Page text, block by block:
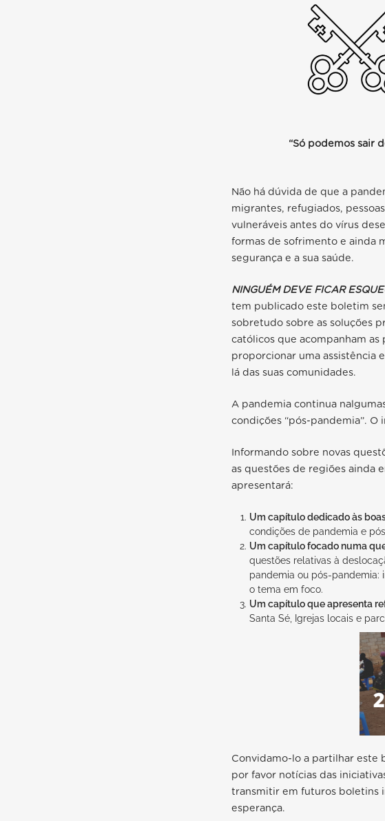
“Só podemos sair
Não há dúvida de que a
migrantes, refugiados,
vulneráveis antes do vírus
formas de sofrimento e ainda
segurança e a sua saúde.
NINGUÉM DEVE FICAR
tem publicado este boletim
sobretudo sobre as soluções
católicos que acompanham
proporcionar uma assistência
lá das suas comunidades.
A pandemia continua
condições “pós-pandemia”. O
Informando sobre novas
as questões de regiões ainda
apresentará:
Um capítulo dedicado às
condições de pandemia e
Um capítulo focado numa
questões relativas à
pandemia ou pós-pandemia:
o tema em foco.
Um capítulo que apresenta
Santa Sé, Igrejas locais e
Convidamo-lo a partilhar este
por favor notícias das
transmitir em futuros boletins
esperança.